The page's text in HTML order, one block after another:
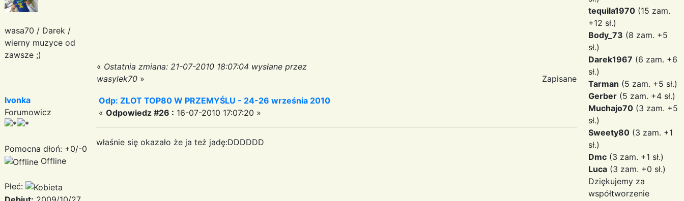
wasa70 / Darek /
wierny muzyce od
zawsze ;)
« Ostatnia zmiana: 21-07-2010 18:07:04 wysłane przez
wasylek70 » Zapisane
Ivonka
Forumowicz
Pomocna dłoń: +0/-0
Offline
Płeć:
Odp: ZLOT TOP80 W PRZEMYŚLU - 24-26 września 2010
« Odpowiedz #26 : 16-07-2010 17:07:20 »
właśnie się okazało że ja też jadę:DDDDDD
tequila1970 (15 zam.
+12 sł.)
Body_73 (8 zam. +5
sł.)
Darek1967 (6 zam. +6
sł.)
Tarman (5 zam. +5 sł.)
Gerber (5 zam. +4 sł.)
Muchajo70 (3 zam. +5
sł.)
Sweety80 (3 zam. +1
sł.)
Dmc (3 zam. +1 sł.)
Luca (3 zam. +0 sł.)
Dziękujemy za
współtworzenie